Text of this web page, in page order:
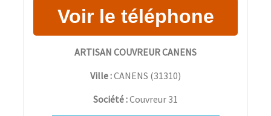
ARTISAN COUVREUR CANENS
Ville :CANENS (31310)
Société :Couvreur 31